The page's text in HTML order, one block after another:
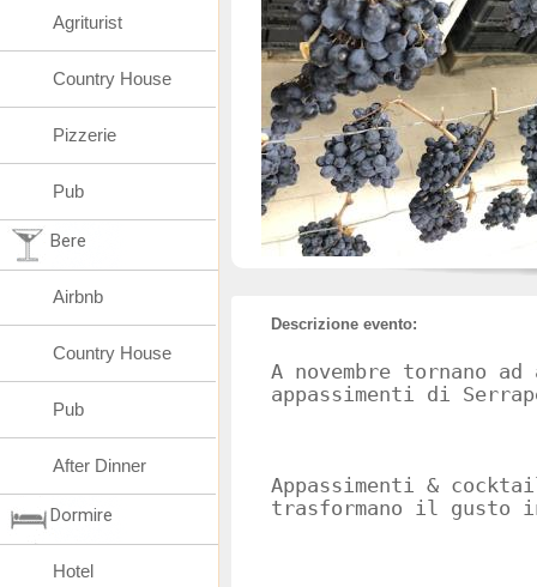
Descrizione evento:
A novembre tornano
appassimenti di
Appassimenti &
trasformano il gusto
Agriturist
Country House
Pizzerie
Pub
Bere
Airbnb
Country House
Pub
After Dinner
Dormire
Hotel